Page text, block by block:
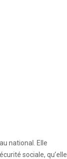
national. Elle
sociale, qu’elle